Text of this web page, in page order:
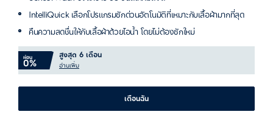
IntelliQuick เลือกโปรแกรมซักด่วนอัตโนมัติที่เหมาะกับเสื้อผ้ามากที่สุด
คืนความสดชื่นให้กับเสื้อผ้าด้วยไอน้ำ โดยไม่ต้องซักใหม่
ผ่อน
0%
สูงสุด 6 เดือน
อ่านเพิ่ม
เตือนฉัน